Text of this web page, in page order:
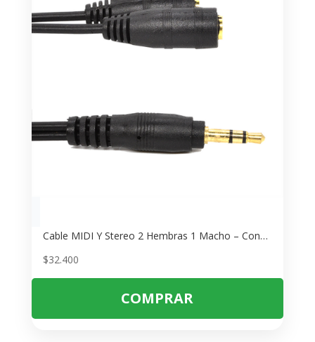
Cable MIDI Y Stereo 2 Hembras 1 Macho – Conexión Estéreo sin Interferencias
$32.400
COMPRAR